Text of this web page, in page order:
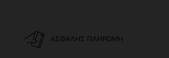
ΑΣΦΑΛΉΣ ΠΛΗΡΩΜΉ